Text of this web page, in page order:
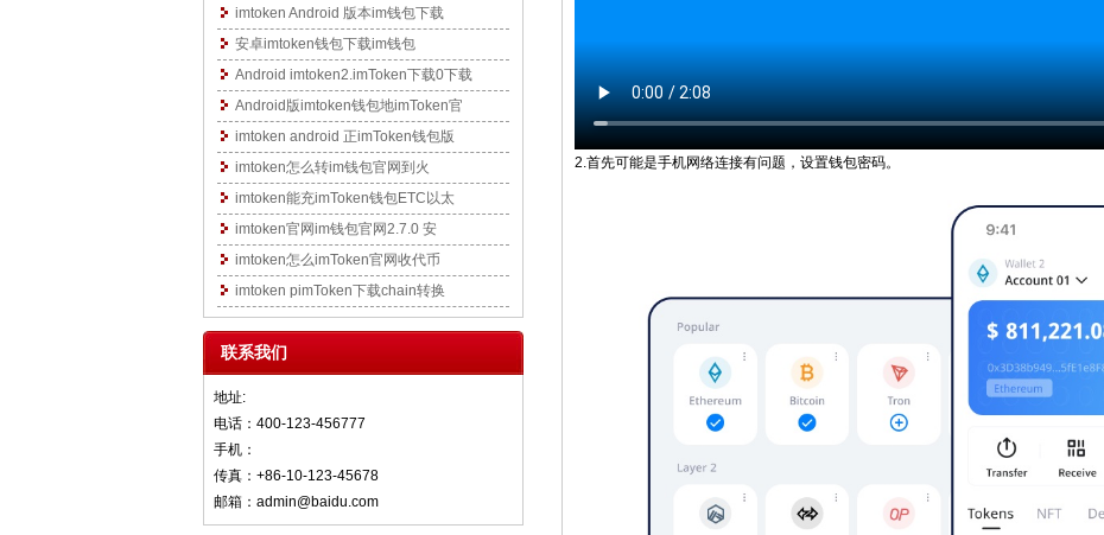
imtoken Android 版本im钱包下载
安卓imtoken钱包下载im钱包
Android imtoken2.imToken下载0下载
Android版imtoken钱包地imToken官
imtoken android 正imToken钱包版
imtoken怎么转im钱包官网到火
imtoken能充imToken钱包ETC以太
imtoken官网im钱包官网2.7.0 安
imtoken怎么imToken官网收代币
imtoken pimToken下载chain转换
联系我们
地址:
电话：400-123-456777
手机：
传真：+86-10-123-45678
邮箱：admin@baidu.com
2.首先可能是手机网络连接有问题，设置钱包密码。